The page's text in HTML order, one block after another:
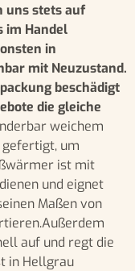
uns stets auf
im Handel
in
mit Neuzustand.
beschädigt
die gleiche
weichem
um
ist mit
und eignet
Maßen von
auf und regt die
in Hellgrau